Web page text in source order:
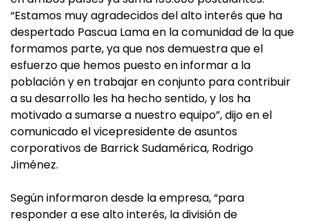
“Estamos muy agradecidos del alto interés que ha
despertado Pascua Lama en la comunidad de la que
formamos parte, ya que nos demuestra que el
esfuerzo que hemos puesto en informar a la
población y en trabajar en conjunto para contribuir
a su desarrollo les ha hecho sentido, y los ha
motivado a sumarse a nuestro equipo”, dijo en el
comunicado el vicepresidente de asuntos
corporativos de Barrick Sudamérica, Rodrigo
Jiménez.
Según informaron desde la empresa, “para
responder a ese alto interés, la división de